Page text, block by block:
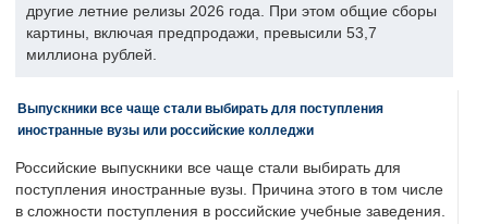
другие летние релизы 2026 года. При этом общие сборы
картины, включая предпродажи, превысили 53,7
миллиона рублей.
Выпускники все чаще стали выбирать для поступления
иностранные вузы или российские колледжи
Российские выпускники все чаще стали выбирать для
поступления иностранные вузы. Причина этого в том числе
в сложности поступления в российские учебные заведения.